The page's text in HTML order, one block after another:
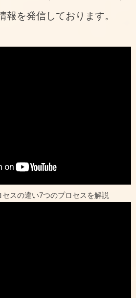
報を発信しております。
スの違い7つのプロセスを解説